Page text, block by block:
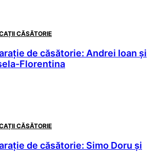
CĂSĂTORIE
de căsătorie: Andrei Ioan și
Florentina
CĂSĂTORIE
de căsătorie: Simo Doru și